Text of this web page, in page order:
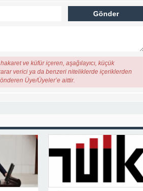
ve küfür içeren, aşağılayıcı, küçük
verici ya da benzeri niteliklerde içeriklerden
Üye/Üyeler’e aittir.